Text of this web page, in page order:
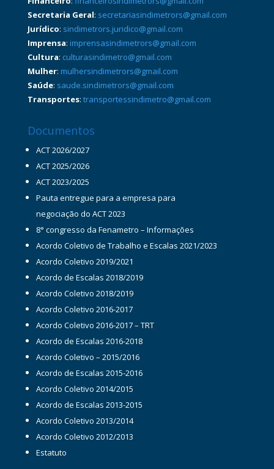
Secretaria Geral: secretariasindimetrors@gmail.com
Jurídico: sindimetrors.juridico@gmail.com
Imprensa: imprensasindimetrors@gmail.com
Cultura: culturasindimetro@gmail.com
Mulher: mulhersindimetrors@gmail.com
Saúde: saude.sindimetrors@gmail.com
Transportes: transportessindimetro@gmail.com
Documentos
ACT 2026/2027
ACT 2025/2026
ACT 2023/2025
Pauta entregue para a empresa para
negociação do ACT 2023
8° congresso da Fenametro – Informações
Acordo Coletivo de Trabalho e Escalas 2021/2023
Acordo Coletivo 2019/2021
Acordo de Escalas 2018/2019
Acordo Coletivo 2018/2019
Acordo Coletivo 2016-2017
Acordo Coletivo 2016-2017 – TRT
Acordo de Escalas 2016-2018
Acordo Coletivo – 2015/2016
Acordo de Escalas 2015-2016
Acordo Coletivo 2014/2015
Acordo de Escalas 2013-2015
Acordo Coletivo 2013/2014
Acordo Coletivo 2012/2013
Estatuto